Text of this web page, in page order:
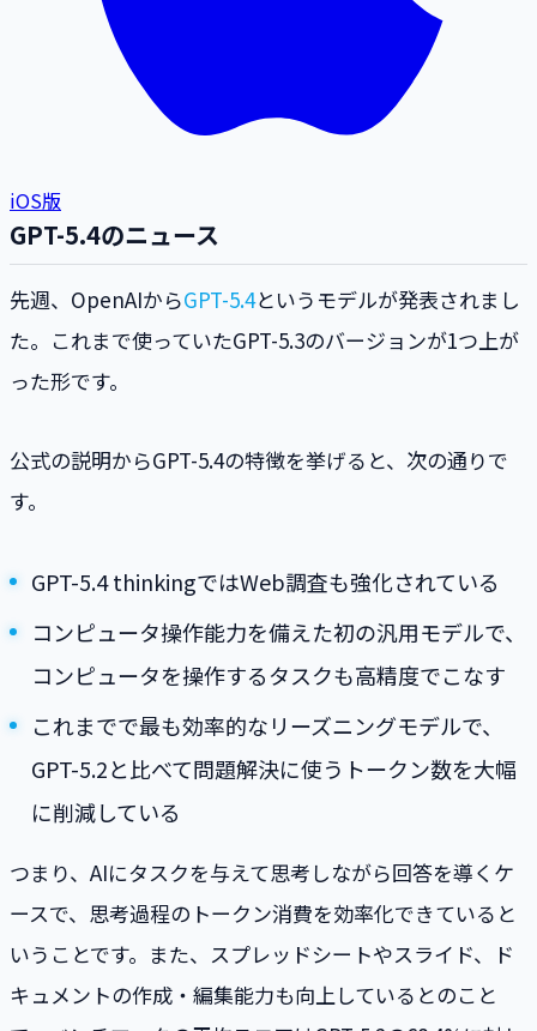
iOS版
GPT-5.4のニュース
先週、OpenAIからGPT-5.4というモデルが発表されまし
た。これまで使っていたGPT-5.3のバージョンが1つ上が
った形です。
公式の説明からGPT-5.4の特徴を挙げると、次の通りで
す。
GPT-5.4 thinkingではWeb調査も強化されている
コンピュータ操作能力を備えた初の汎用モデルで、
コンピュータを操作するタスクも高精度でこなす
これまでで最も効率的なリーズニングモデルで、
GPT-5.2と比べて問題解決に使うトークン数を大幅
に削減している
つまり、AIにタスクを与えて思考しながら回答を導くケ
ースで、思考過程のトークン消費を効率化できていると
いうことです。また、スプレッドシートやスライド、ド
キュメントの作成・編集能力も向上しているとのこと